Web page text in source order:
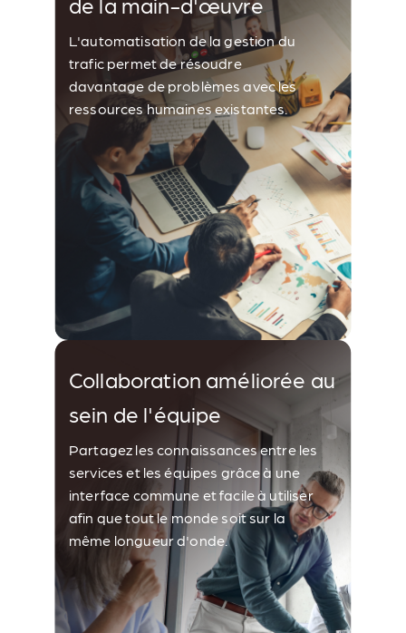
L'automatisation de la gestion du
trafic permet de résoudre
davantage de problèmes avec les
ressources humaines existantes.
Collaboration améliorée au
sein de l'équipe
Partagez les connaissances entre les
services et les équipes grâce à une
interface commune et facile à utiliser
afin que tout le monde soit sur la
même longueur d'onde.